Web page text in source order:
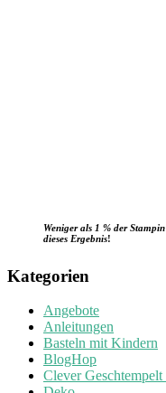
Weniger als 1 % der
dieses Ergebnis!
Kategorien
Angebote
Anleitungen
Basteln mit Kindern
BlogHop
Clever